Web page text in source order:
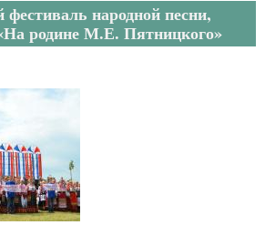
фестиваль народной песни,
родине М.Е. Пятницкого»